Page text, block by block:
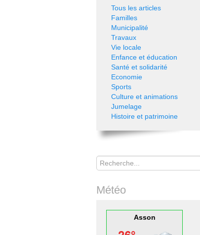
Tous les articles
Familles
Municipalité
Travaux
Vie locale
Enfance et éducation
Santé et solidarité
Economie
Sports
Culture et animations
Jumelage
Histoire et patrimoine
Rechercher
Météo
Asson